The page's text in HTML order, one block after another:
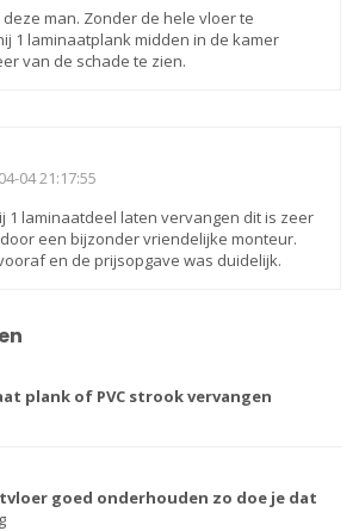
man. Zonder de hele vloer te
1 laminaatplank midden in de kamer
van de schade te zien.
04 21:17:55
1 laminaatdeel laten vervangen dit is zeer
een bijzonder vriendelijke monteur.
en de prijsopgave was duidelijk.
plank of PVC strook vervangen
goed onderhouden zo doe je dat